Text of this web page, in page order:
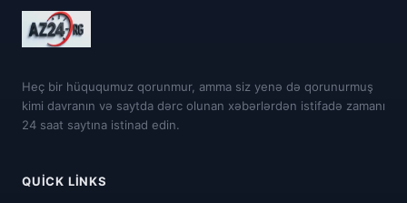
Heç bir hüququmuz qorunmur, amma siz yenə də qorunurmuş
kimi davranın və saytda dərc olunan xəbərlərdən istifadə zamanı
24 saat saytına istinad edin.
QUICK LINKS